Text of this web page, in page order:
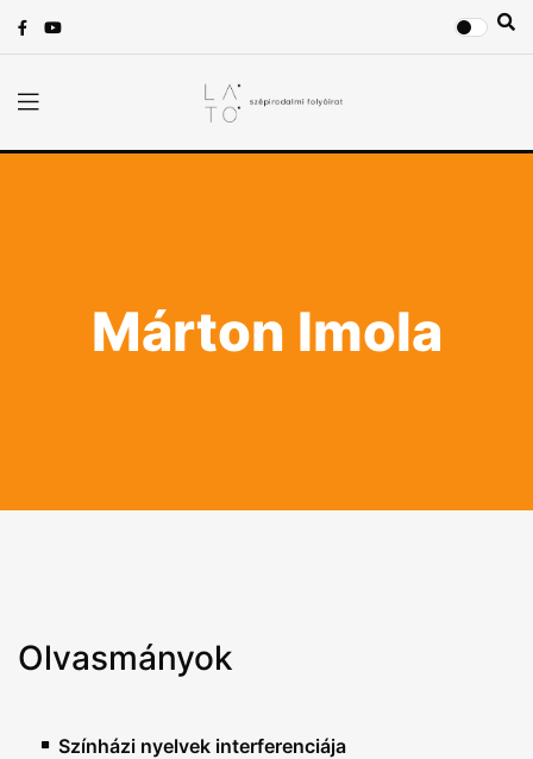
Márton Imola
Olvasmányok
Színházi nyelvek interferenciája